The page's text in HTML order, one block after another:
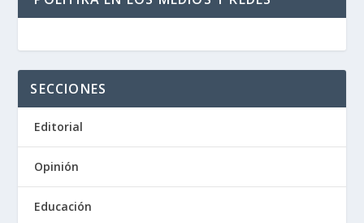
SECCIONES
Editorial
Opinión
Educación